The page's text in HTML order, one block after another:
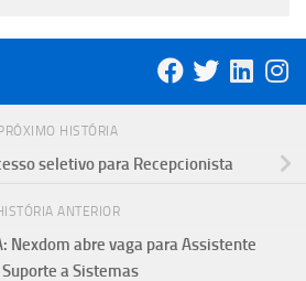
PRÓXIMO HISTÓRIA
seletivo para Recepcionista
ANTERIOR
Nexdom abre vaga para Assistente
a Sistemas